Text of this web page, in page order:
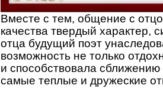
Вместе с тем, общение с
качества твердый характер,
отца будущий поэт
возможность не только
и способствовала
самые теплые и дружеские